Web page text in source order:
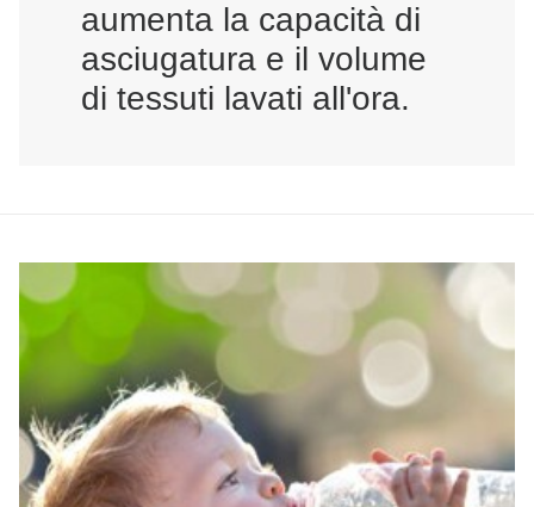
aumenta la capacità di
asciugatura e il volume
di tessuti lavati all'ora.